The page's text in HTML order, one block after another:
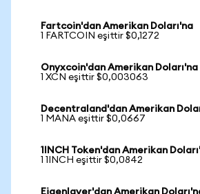
Fartcoin'dan Amerikan Doları'na
1 FARTCOIN eşittir $0,1272
Onyxcoin'dan Amerikan Doları'na
1 XCN eşittir $0,003063
Decentraland'dan Amerikan
1 MANA eşittir $0,0667
1INCH Token'dan Amerikan
1 1INCH eşittir $0,0842
Eigenlayer'dan Amerikan